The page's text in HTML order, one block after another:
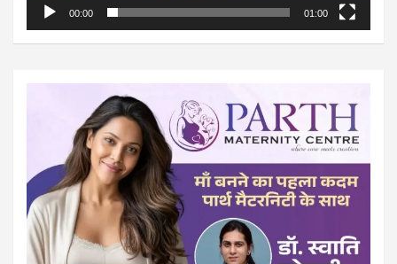
00:00 01:00